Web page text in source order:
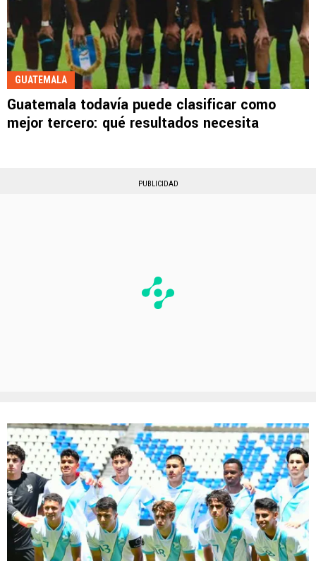
GUATEMALA
Guatemala todavía puede clasificar como
mejor tercero: qué resultados necesita
PUBLICIDAD